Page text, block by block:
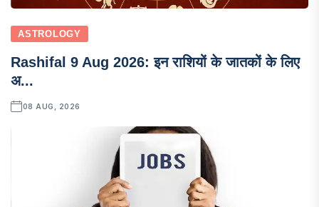
ASTROLOGY
Rashifal 9 Aug 2026: इन राशियों के जातकों के लिए
अ...
08 AUG, 2026